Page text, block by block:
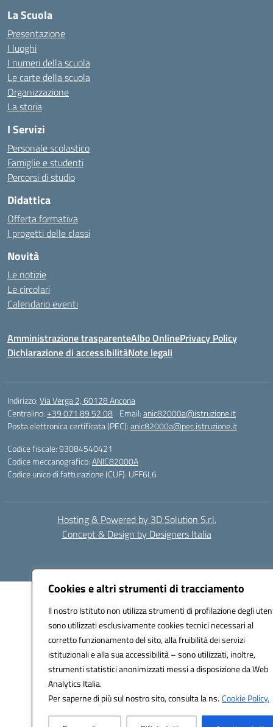
Cookies e altri strumenti di tracciamento
Il nostro Istituto non utilizza strumenti di profilazione degli
sono utilizzati esclusivamente cookies tecnici necessari al
corretto funzionamento del sito, alla fruibilità dei servizi
istituzionali e alla sua accessibilità – sono utilizzati, inoltre,
strumenti statistici anonimizzati messi a disposizione da Web
Analytics Italia.
Per saperne di più sul nostro sito, consulta la ns.Cookie Policy.
La Scuola
Presentazione
I luoghi
I numeri della scuola
Le carte della scuola
Organizzazione
La storia
I Servizi
Personale scolastico
Famiglie e studenti
Percorsi di studio
Didattica
Offerta formativa
I progetti delle classi
Novità
Le notizie
Le circolari
Calendario eventi
Amministrazione trasparenteAlbo OnlinePrivacy Policy
Dichiarazione di accessibilitàNote legali
Indirizzo:Via Verga 2, 60128 Ancona
Centralino:+39 071 89 52 08 Email:anic82000a@istruzione.it
Posta elettronica certificata (PEC):anic82000a@pec.istruzione.it
Codice fiscale: 93084540421
Codice meccanografico:ANIC82000A
Codice unico di fatturazione (CUF): UFF6L6
Hosting & Powered by 3D Solution S.r.l.
Concept & Design by Designers Italia